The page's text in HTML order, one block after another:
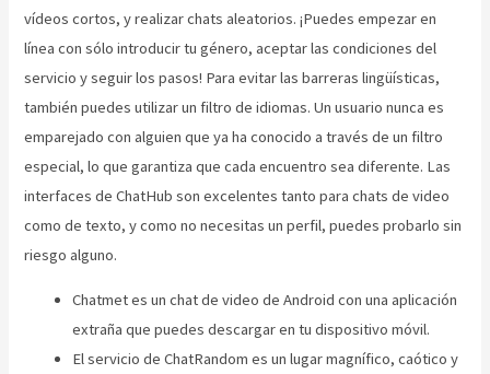
vídeos cortos, y realizar chats aleatorios. ¡Puedes empezar en
línea con sólo introducir tu género, aceptar las condiciones del
servicio y seguir los pasos! Para evitar las barreras lingüísticas,
también puedes utilizar un filtro de idiomas. Un usuario nunca es
emparejado con alguien que ya ha conocido a través de un filtro
especial, lo que garantiza que cada encuentro sea diferente. Las
interfaces de ChatHub son excelentes tanto para chats de video
como de texto, y como no necesitas un perfil, puedes probarlo sin
riesgo alguno.
Chatmet es un chat de video de Android con una aplicación
extraña que puedes descargar en tu dispositivo móvil.
El servicio de ChatRandom es un lugar magnífico, caótico y